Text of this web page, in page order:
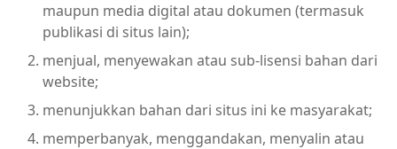
maupun media digital atau dokumen (termasuk
publikasi di situs lain);
menjual, menyewakan atau sub-lisensi bahan dari
website;
menunjukkan bahan dari situs ini ke masyarakat;
memperbanyak, menggandakan, menyalin atau